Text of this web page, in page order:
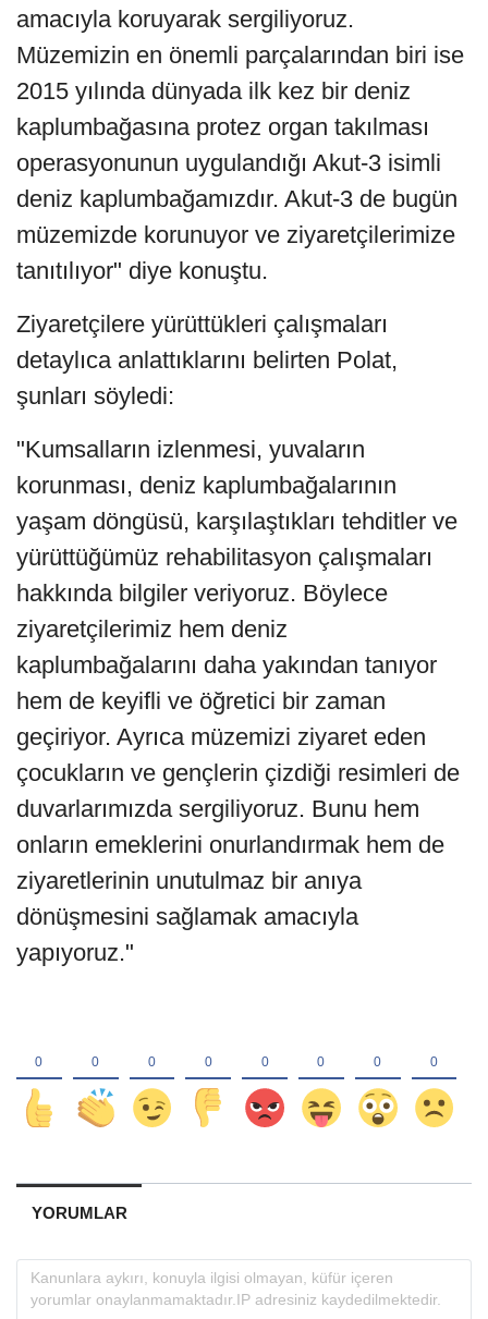
amacıyla koruyarak sergiliyoruz.
Müzemizin en önemli parçalarından biri ise
2015 yılında dünyada ilk kez bir deniz
kaplumbağasına protez organ takılması
operasyonunun uygulandığı Akut-3 isimli
deniz kaplumbağamızdır. Akut-3 de bugün
müzemizde korunuyor ve ziyaretçilerimize
tanıtılıyor" diye konuştu.
Ziyaretçilere yürüttükleri çalışmaları
detaylıca anlattıklarını belirten Polat,
şunları söyledi:
"Kumsalların izlenmesi, yuvaların
korunması, deniz kaplumbağalarının
yaşam döngüsü, karşılaştıkları tehditler ve
yürüttüğümüz rehabilitasyon çalışmaları
hakkında bilgiler veriyoruz. Böylece
ziyaretçilerimiz hem deniz
kaplumbağalarını daha yakından tanıyor
hem de keyifli ve öğretici bir zaman
geçiriyor. Ayrıca müzemizi ziyaret eden
çocukların ve gençlerin çizdiği resimleri de
duvarlarımızda sergiliyoruz. Bunu hem
onların emeklerini onurlandırmak hem de
ziyaretlerinin unutulmaz bir anıya
dönüşmesini sağlamak amacıyla
yapıyoruz."
YORUMLAR